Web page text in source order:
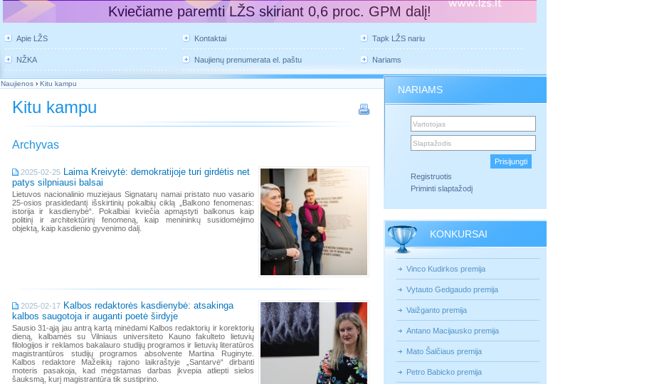
Kviečiame paremti LŽS skiriant 0,6 proc. GPM dalį!
Apie LŽS Kontaktai Tapk LŽS nariu
NŽKA Naujienų prenumerata el. paštu Nariams
Naujienos › Kitu kampu
Kitu kampu
Archyvas
2025-02-25 Laima Kreivytė: demokratijoje turi girdėtis net
patys silpniausi balsai
Lietuvos nacionalinio muziejaus Signatarų namai pristato nuo vasario
25-osios prasidedantį išskirtinių pokalbių ciklą „Balkono fenomenas:
istorija ir kasdienybė“. Pokalbiai kviečia apmąstyti balkonus kaip
politinį ir architektūrinį fenomeną, kaip menininkų susidomėjimo
objektą, kaip kasdienio gyvenimo dalį.
2025-02-17 Kalbos redaktorės kasdienybė: atsakinga
kalbos saugotoja ir auganti poetė širdyje
Sausio 31-ąją jau antrą kartą minėdami Kalbos redaktorių ir korektorių
dieną, kalbamės su Vilniaus universiteto Kauno fakulteto lietuvių
filologijos ir reklamos bakalauro studijų programos ir lietuvių literatūros
magistrantūros studijų programos absolvente Martina Ruginyte.
Kalbos redaktore Mažeikių rajono laikraštyje „Santarvė“ dirbanti
moteris pasakoja, kad mėgstamas darbas įkvepia atliepti sielos
šauksmą, kurį magistrantūra tik sustiprino.
NARIAMS
Registruotis
Priminti slaptažodį
KONKURSAI
Vinco Kudirkos premija
Vytauto Gedgaudo premija
Vaižganto premija
Antano Macijausko premija
Mato Šalčiaus premija
Petro Babicko premija